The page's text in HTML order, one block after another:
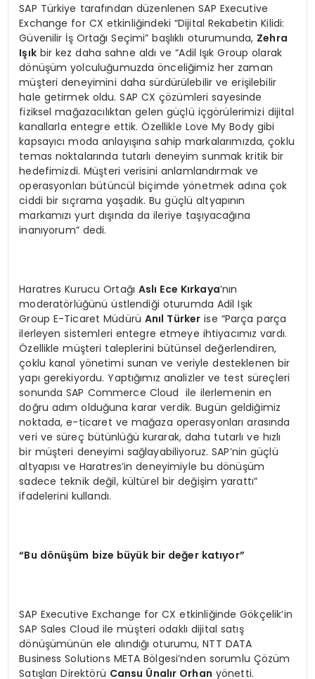
SAP Türkiye tarafından düzenlenen SAP Executive
Exchange for CX etkinliğindeki “Dijital Rekabetin Kilidi:
Güvenilir İş Ortağı Seçimi” başlıklı oturumunda, Zehra
Işıkbir kez daha sahne aldı ve “Adil Işık Group olarak
dönüşüm yolculuğumuzda önceliğimiz her zaman
müşteri deneyimini daha sürdürülebilir ve erişilebilir
hale getirmek oldu. SAP CX çözümleri sayesinde
fiziksel mağazacılıktan gelen güçlü içgörülerimizi dijital
kanallarla entegre ettik. Özellikle Love My Body gibi
kapsayıcı moda anlayışına sahip markalarımızda, çoklu
temas noktalarında tutarlı deneyim sunmak kritik bir
hedefimizdi. Müşteri verisini anlamlandırmak ve
operasyonları bütüncül biçimde yönetmek adına çok
ciddi bir sıçrama yaşadık. Bu güçlü altyapının
markamızı yurt dışında da ileriye taşıyacağına
inanıyorum” dedi.
Haratres Kurucu Ortağı Aslı Ece Kırkaya’nın
moderatörlüğünü üstlendiği oturumda Adil Işık
Group E-Ticaret Müdürü Anıl Türker ise “Parça parça
ilerleyen sistemleri entegre etmeye ihtiyacımız vardı.
Özellikle müşteri taleplerini bütünsel değerlendiren,
çoklu kanal yönetimi sunan ve veriyle desteklenen bir
yapı gerekiyordu. Yaptığımız analizler ve test süreçleri
sonunda SAP Commerce Cloud ile ilerlemenin en
doğru adım olduğuna karar verdik. Bugün geldiğimiz
noktada, e-ticaret ve mağaza operasyonları arasında
veri ve süreç bütünlüğü kurarak, daha tutarlı ve hızlı
bir müşteri deneyimi sağlayabiliyoruz. SAP’nin güçlü
altyapısı ve Haratres’in deneyimiyle bu dönüşüm
sadece teknik değil, kültürel bir değişim yarattı”
ifadelerini kullandı.
“Bu dönüşüm bize büyük bir değer katıyor”
SAP Executive Exchange for CX etkinliğinde Gökçelik’in
SAP Sales Cloud ile müşteri odaklı dijital satış
dönüşümünün ele alındığı oturumu, NTT DATA
Business Solutions META Bölgesi’nden sorumlu Çözüm
Satışları Direktörü Cansu Ünalır Orhan yönetti.